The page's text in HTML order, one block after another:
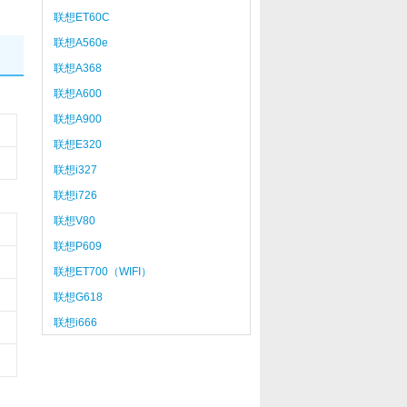
联想ET60C
联想A560e
联想A368
联想A600
联想A900
联想E320
联想i327
联想i726
联想V80
联想P609
联想ET700（WIFI）
联想G618
联想i666